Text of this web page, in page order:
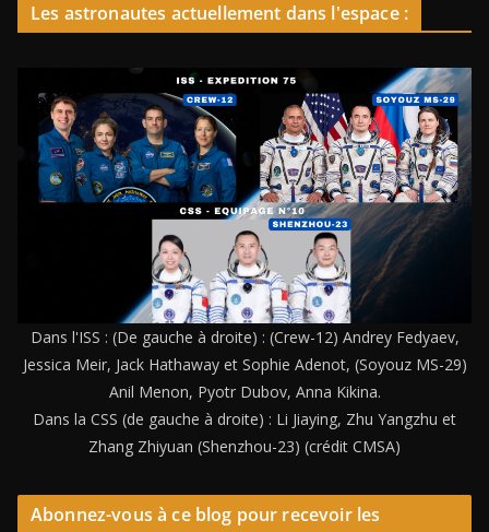
Les astronautes actuellement dans l'espace :
Dans l'ISS : (De gauche à droite) : (Crew-12) Andrey Fedyaev,
Jessica Meir, Jack Hathaway et Sophie Adenot, (Soyouz MS-29)
Anil Menon, Pyotr Dubov, Anna Kikina.
Dans la CSS (de gauche à droite) : Li Jiaying, Zhu Yangzhu et
Zhang Zhiyuan (Shenzhou-23) (crédit CMSA)
Abonnez-vous à ce blog pour recevoir les